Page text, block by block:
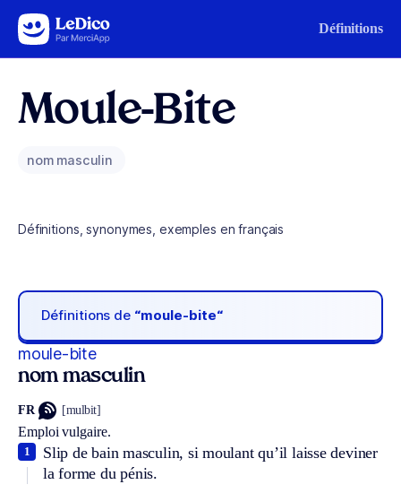
Aller au contenu Définitions
Moule-Bite
nom masculin
Définitions, synonymes, exemples en français
Définitions de “moule-bite“
moule-bite
nom masculin
FR [mulbit]
Emploi vulgaire.
Slip de bain masculin, si moulant qu’il laisse deviner
la forme du pénis.
1